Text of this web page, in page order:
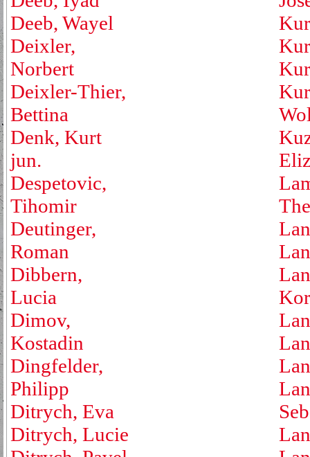
Deeb, Wayel
Deixler,
Norbert
Deixler-Thier,
Bettina
Denk, Kurt
jun.
Despetovic,
Tihomir
Deutinger,
Roman
Dibbern,
Lucia
Dimov,
Kostadin
Dingfelder,
Philipp
Ditrych, Eva
Ditrych, Lucie